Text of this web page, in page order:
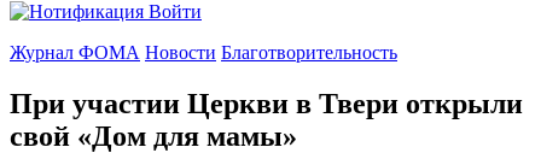
Войти
Журнал ФОМА Новости Благотворительность
При участии Церкви в Твери открыли
свой «Дом для мамы»